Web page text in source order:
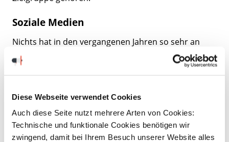
Diese Webseite verwendet Cookies
Auch diese Seite nutzt mehrere Arten von Cookies:
Technische und funktionale Cookies benötigen wir
zwingend, damit bei Ihrem Besuch unserer Website alles
Soziale Medien
Nichts hat in den vergangenen Jahren so sehr an
Bedeutung gewonnen wie die sozialen Medien. Kein
Unternehmen kommt ohne eigene Profile aus. Hier
sich beispielsweise Vor- und Nachher-Bilder oder
Fotos von Arbeitsproben an), zum anderen wirkt es
viel persönlicher, wenn sich beispielsweise
Mitarbeiter dort vorstellen.